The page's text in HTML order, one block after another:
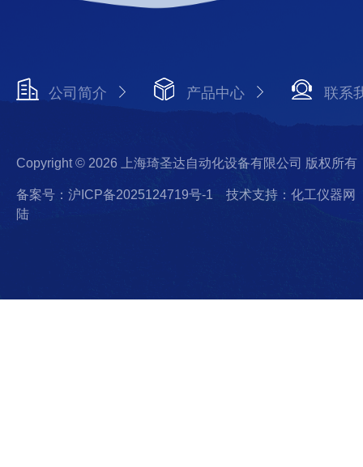
公司简介 产品中心 联系
Copyright © 2026 上海琦圣达自动化设备有限公司 版权所有
备案号：沪ICP备2025124719号-1
技术支持：化工仪器网
陆